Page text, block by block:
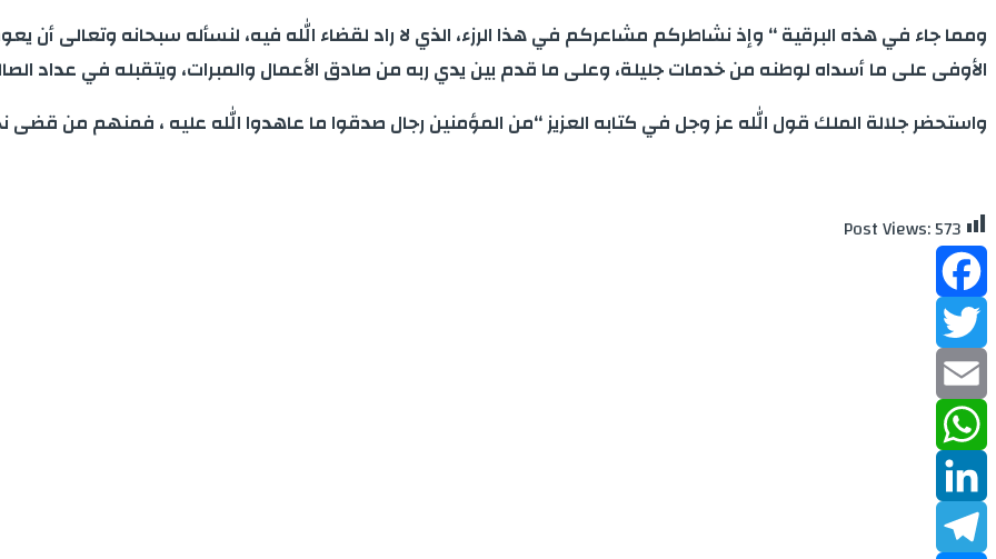
ومما جاء في هذه البرقية “ وإذ نشاطركم مشاعركم في هذا الرزء، الذي لا راد لقضاء الله فيه، لنسأله سبحانه وتعالى أن
الأوفى على ما أسداه لوطنه من خدمات جليلة، وعلى ما قدم بين يدي ربه من صادق الأعمال والمبرات، ويتقبله في عداد
واستحضر جلالة الملك قول الله عز وجل في كتابه العزيز “من المؤمنين رجال صدقوا ما عاهدوا الله عليه ، فمنهم من قضى
Post Views:573
Facebook
Twitter
Email
WhatsApp
LinkedIn